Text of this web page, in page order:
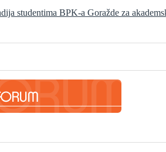
studentima BPK-a Goražde za